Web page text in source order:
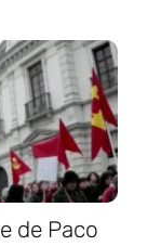
de Paco